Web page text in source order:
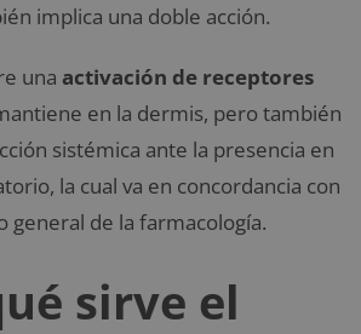
implica una doble acción.
una activación de receptores
en la dermis, pero también
sistémica ante la presencia en
la cual va en concordancia con
general de la farmacología.
sirve el